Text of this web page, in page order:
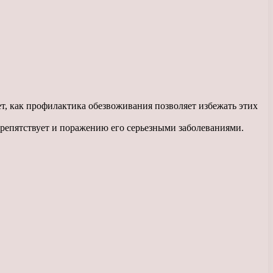
как профилактика обезвоживания позволяет избежать этих
и поражению его серьезными заболеваниями.